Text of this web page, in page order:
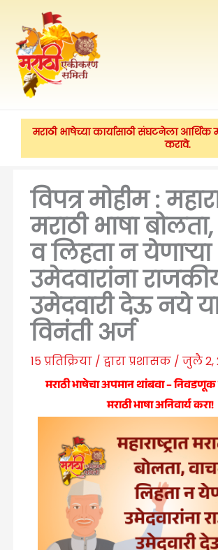
मजकुरावर
मराठी भाषेच्या कार्यासाठी संघटनेला
करावे.
विपत्र मोहीम :
मराठी भाषा
व लिहता न येणाऱ्या
उमेदवारांना
उमेदवारी देऊ नये
विनंती अर्ज
15 प्रतिक्रिया / द्वाराप्रशासक / जुलै 2,
मराठी भाषेचा अपमान थांबवा – निवडणूक
मराठी भाषा अनिवार्य करा!